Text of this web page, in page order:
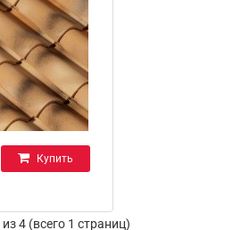
Купить
4 (всего 1 страниц)